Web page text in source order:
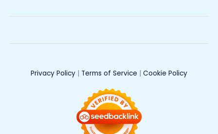
Privacy Policy | Terms of Service | Cookie Policy